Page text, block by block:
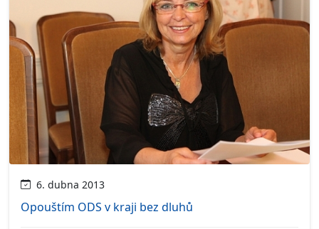
6. dubna 2013
Opouštím ODS v kraji bez dluhů